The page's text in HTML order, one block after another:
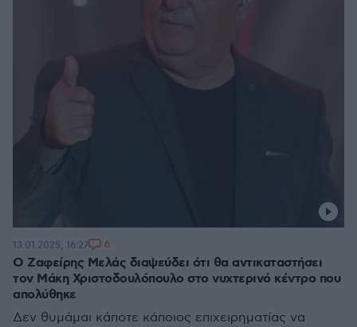
Ο Ζαφείρης Μελάς διαψεύδει ότι θα αντικαταστήσει
τον Μάκη Χριστοδουλόπουλο στο νυχτερινό κέντρο που
απολύθηκε
Δεν θυμάμαι κάποτε κάποιος επιχειρηματίας να
13.01.2025, 16:27 6